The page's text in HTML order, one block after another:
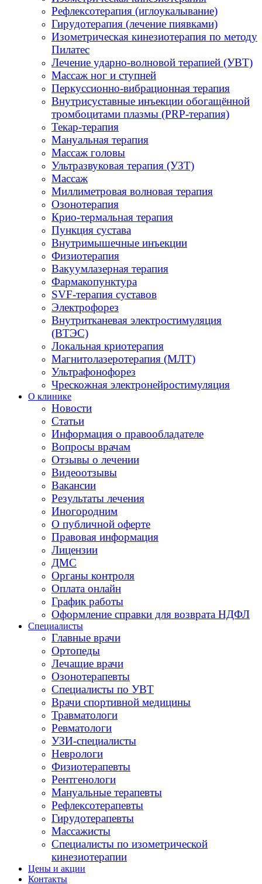
Рефлексотерапия (иглоукалывание)
Гирудотерапия (лечение пиявками)
Изометрическая кинезиотерапия по методу
Пилатес
Лечение ударно-волновой терапией (УВТ)
Массаж ног и ступней
Перкуссионно-вибрационная терапия
Внутрисуставные инъекции обогащённой
тромбоцитами плазмы (PRP-терапия)
Текар-терапия
Мануальная терапия
Массаж головы
Ультразвуковая терапия (УЗТ)
Массаж
Миллиметровая волновая терапия
Озонотерапия
Крио-термальная терапия
Пункция сустава
Внутримышечные инъекции
Физиотерапия
Вакуумлазерная терапия
Фармакопунктура
SVF-терапия суставов
Электрофорез
Внутритканевая электростимуляция
(ВТЭС)
Локальная криотерапия
Магнитолазеротерапия (МЛТ)
Ультрафонофорез
Чрескожная электронейростимуляция
О клинике
Новости
Статьи
Информация о правообладателе
Вопросы врачам
Отзывы о лечении
Видеоотзывы
Вакансии
Результаты лечения
Иногородним
О публичной оферте
Правовая информация
Лицензии
ДМС
Органы контроля
Оплата онлайн
График работы
Оформление справки для возврата НДФЛ
Специалисты
Главные врачи
Ортопеды
Лечащие врачи
Озонотерапевты
Специалисты по УВТ
Врачи спортивной медицины
Травматологи
Ревматологи
УЗИ-специалисты
Неврологи
Физиотерапевты
Рентгенологи
Мануальные терапевты
Рефлексотерапевты
Гирудотерапевты
Массажисты
Специалисты по изометрической
кинезиотерапии
Цены и акции
Контакты